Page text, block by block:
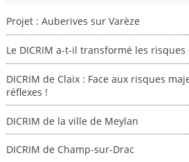
Projet : Auberives sur Varèze
Le DICRIM a-t-il transformé les
DICRIM de Claix : Face aux risques
réflexes !
DICRIM de la ville de Meylan
DICRIM de Champ-sur-Drac